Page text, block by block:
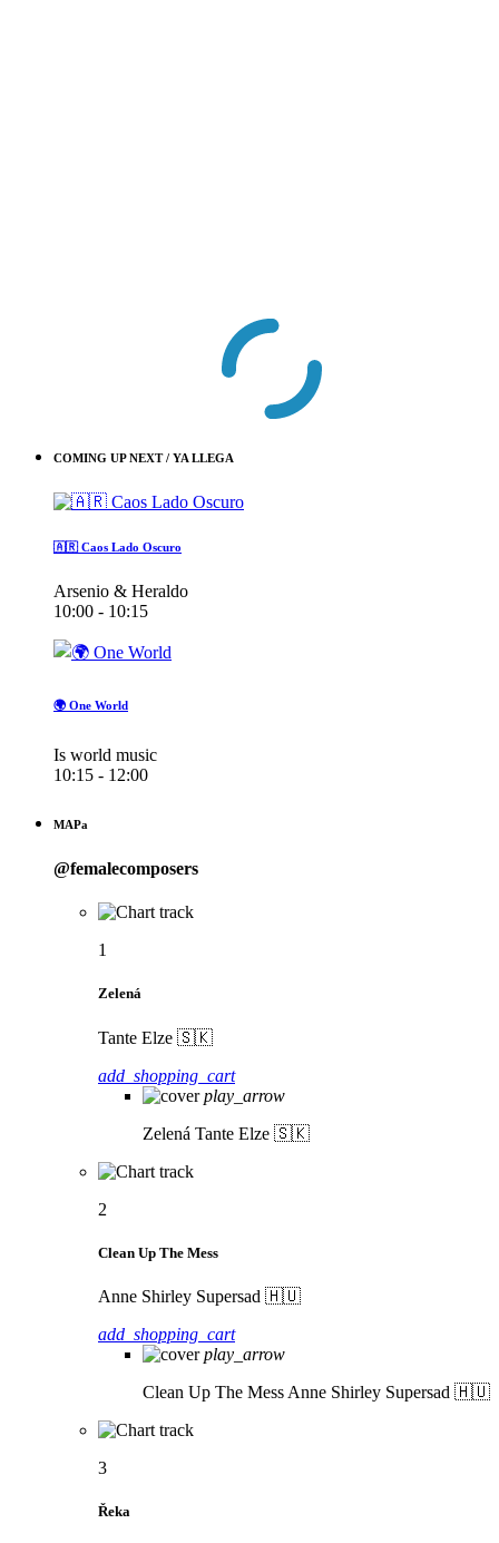
COMING UP NEXT / YA LLEGA
🇦🇷 Caos Lado Oscuro
Arsenio & Heraldo
10:00 - 10:15
🌍 One World
Is world music
10:15 - 12:00
MAPa
@femalecomposers
1
Zelená
Tante Elze 🇸🇰
add_shopping_cart
play_arrow
Zelená Tante Elze 🇸🇰
2
Clean Up The Mess
Anne Shirley Supersad 🇭🇺
add_shopping_cart
play_arrow
Clean Up The Mess Anne Shirley Supersad 🇭🇺
3
Řeka